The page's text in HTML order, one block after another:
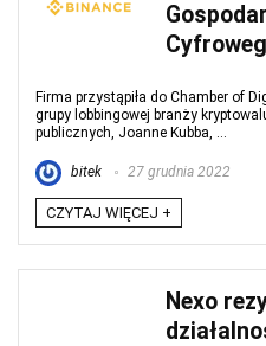
Firma przystąpiła do Chamber of
grupy lobbingowej branży
publicznych, Joanne Kubba, ...
bitek 27 grudnia 2022
CZYTAJ WIĘCEJ +
Nexo